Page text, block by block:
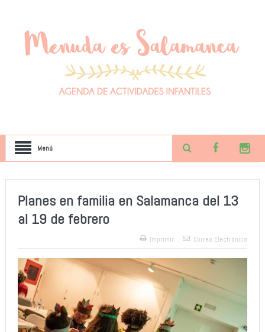
Menú
Planes en familia en Salamanca del 13
al 19 de febrero
Imprimir Correo Electrónico